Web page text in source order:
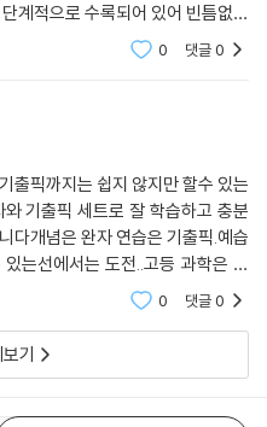
계적으로 수록되어 있어 빈틈없는
래프, 다양한 시각 자료에 대한 체
0 댓글0
출픽까지는 쉽지 않지만 할수 있는
기출픽 세트로 잘 학습하고 충분
다개념은 완자 연습은 기출픽.예습
는선에서는 도전..고등 과학은 비
분히 연습해서 좋은 결과 있으면
0 댓글0
기